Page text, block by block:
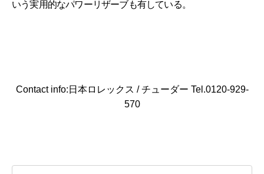
いう実用的なパワーリザーブも有している。
Contact info:日本ロレックス / チューダー Tel.0120-929-
570